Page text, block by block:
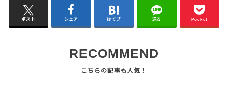
ポスト シェア はてブ 送る Pocket
RECOMMEND